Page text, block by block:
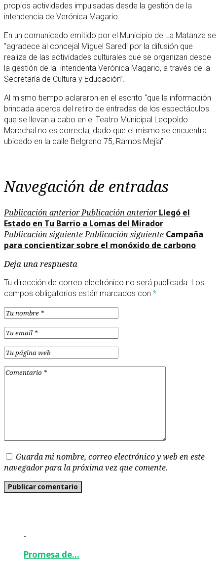
propios actividades impulsadas desde la gestión de la
intendencia de Verónica Magario.
En un comunicado emitido por el Municipio de La Matanza se
“agradece al concejal Miguel Saredi por la difusión que
realiza de las actividades culturales que se organizan desde
la gestión de la intendenta Verónica Magario, a través de la
Secretaría de Cultura y Educación”.
Al mismo tiempo aclararon en el escrito “que la información
brindada acerca del retiro de entradas de los espectáculos
que se llevan a cabo en el Teatro Municipal Leopoldo
Marechal no es correcta, dado que el mismo se encuentra
ubicado en la calle Belgrano 75, Ramos Mejía”.
Navegación de entradas
Publicación anteriorPublicación anterior Llegó el
Estado en Tu Barrio a Lomas del Mirador
Publicación siguientePublicación siguiente Campaña
para concientizar sobre el monóxido de carbono
Deja una respuesta
Tu dirección de correo electrónico no será publicada. Los
campos obligatorios están marcados con *
Guarda mi nombre, correo electrónico y web en este
navegador para la próxima vez que comente.
-
Promesa de…